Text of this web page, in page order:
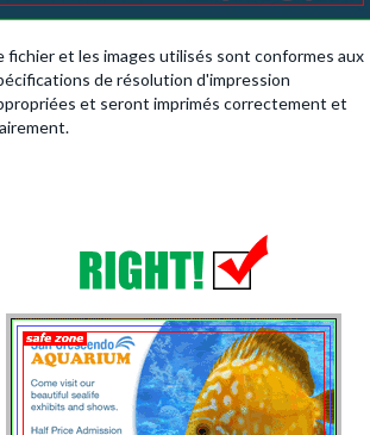
fichier et les images utilisés sont conformes aux
de résolution d'impression
et seront imprimés correctement et